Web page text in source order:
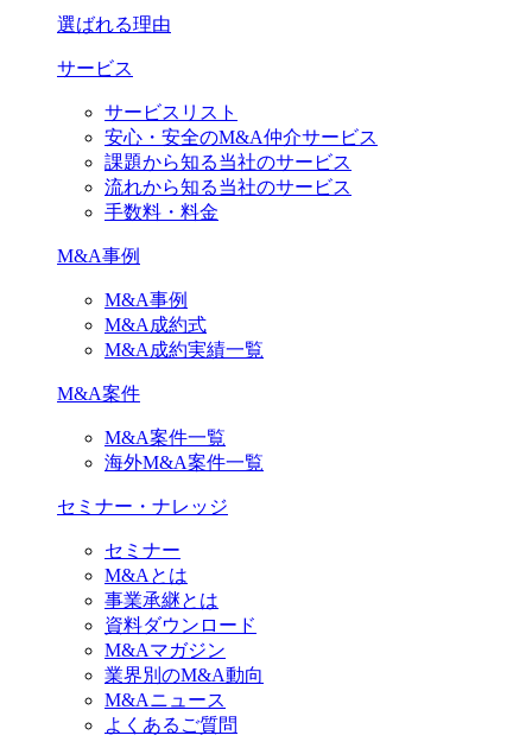
選ばれる理由
サービス
サービスリスト
安心・安全のM&A仲介サービス
課題から知る当社のサービス
流れから知る当社のサービス
手数料・料金
M&A事例
M&A事例
M&A成約式
M&A成約実績一覧
M&A案件
M&A案件一覧
海外M&A案件一覧
セミナー・ナレッジ
セミナー
M&Aとは
事業承継とは
資料ダウンロード
M&Aマガジン
業界別のM&A動向
M&Aニュース
よくあるご質問